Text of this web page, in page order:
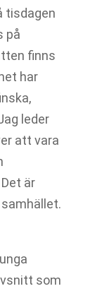
tisdagen
på
finns
har
leder
att vara
är
som